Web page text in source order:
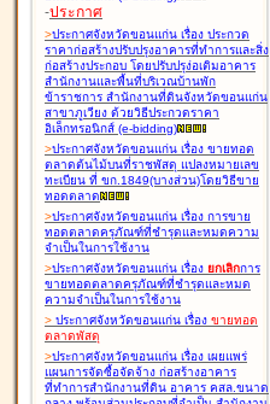
-ประกาศ
>ประกาศจังหวัดขอนแก่น เรื่อง ประกวด
ราคาก่อสร้างปรับปรุงอาคารที่ทำการและสิ่ง
ก่อสร้างประกอบ โดยปรับปรุง่อเติมอาคาร
สำนักงานและพื้นที่บริเวณบ้านพัก
ข้าราชการ สำนักงานที่ดินจังหวัดขอนแก่น
สาขาภูเวียง ด้วยวิธีประกวดราคา
อิเล็กทรอนิกส์ (e-bidding)
>ประกาศจังหวัดขอนแก่น เรื่อง ขายทอด
ตลาดต้นไม้บนที่ราชพัสดุ แปลงหมายเลข
ทะเบียน ที่ ขก.1849(บางส่วน)โดยวิธีขาย
ทอดตลาด
>ประกาศจังหวัดขอนแก่น เรื่อง การขาย
ทอดตลาดครุภัณฑ์ที่ชำรุดและหมดความ
จำเป็นในการใช้งาน
>ประกาศจังหวัดขอนแก่น เรื่อง ยกเลิกการ
ขายทอดตลาดครุภัณฑ์ที่ชำรุดและหมด
ความจำเป็นในการใช้งาน
> ประกาศจังหวัดขอนแก่น เรื่อง ขายทอด
ตลาดพัสดุ
>ประกาศจังหวัดขอนแก่น เรื่อง เผยแพร่
แผนการจัดซื้อจัดจ้าง ก่อสร้างอาคาร
ที่ทำการสำนักงานที่ดิน อาคาร คสล.ขนาด